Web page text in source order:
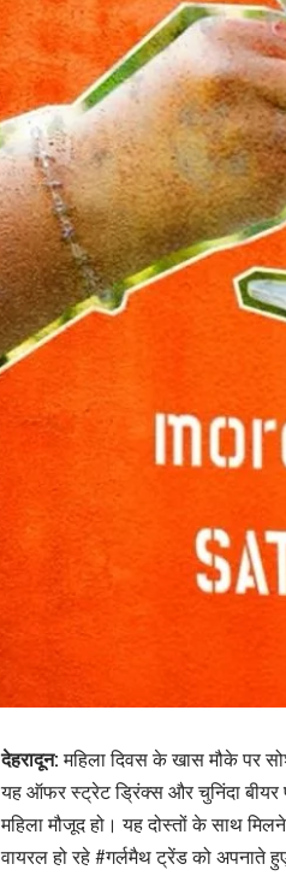
देहरादून: महिला दिवस के खास मौके पर
यह ऑफर स्ट्रेट ड्रिंक्स और चुनिंदा बीयर
महिला मौजूद हो। यह दोस्तों के साथ
वायरल हो रहे #गर्लमैथ ट्रेंड को